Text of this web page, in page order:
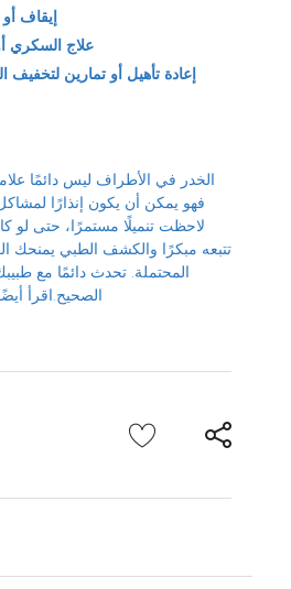
إيقاف أو
علاج السكري
إعادة تأهيل أو تمارين
الخدر في الأطراف ليس دائمًا
فهو يمكن أن يكون إنذارًا
لاحظت تنميلًا مستمرًا، حتى لو
تتبعه مبكرًا والكشف الطبي يمنحك
المحتملة. تحدث دائمًا مع
الصحيح.اقرأ